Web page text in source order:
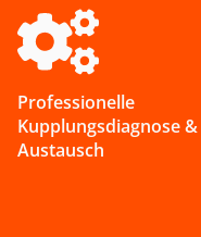
Professionelle
Kupplungs­diagnose &
Austausch